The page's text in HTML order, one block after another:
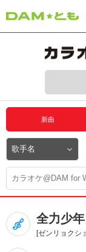
動画か
プレミ
DAM★と
DAM★
カラオ
ユーザ
新曲
全力少年
[ゼンリョクシ